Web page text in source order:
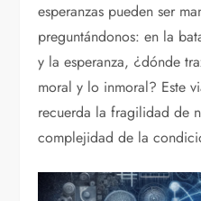
esperanzas pueden ser
preguntándonos: en la
y la esperanza, ¿dónde
moral y lo inmoral? Este
recuerda la fragilidad de
complejidad de la